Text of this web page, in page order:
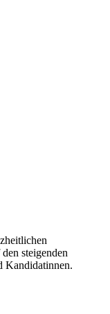
steigenden
Kandidatinnen.